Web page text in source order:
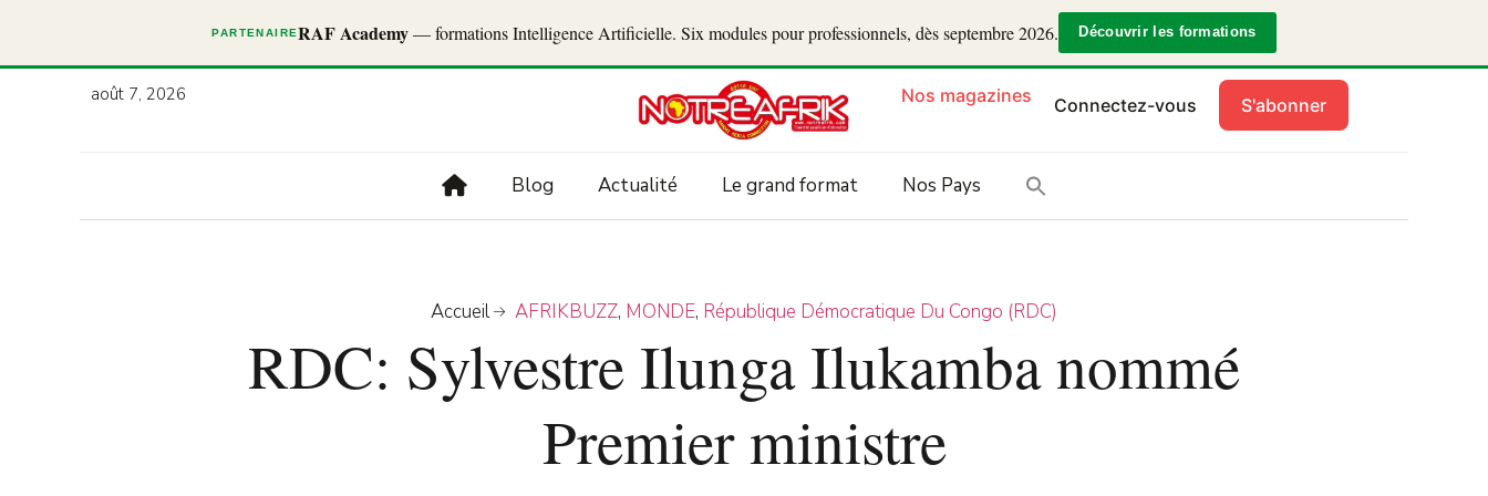
PARTENAIRERAF Academy— formations Intelligence Artificielle. Six modules pour professionnels, dès septembre 2026. Découvrir les formations
août 7, 2026 Nos magazines Connectez-vous S'abonner
Blog Actualité Le grand format Nos Pays
Accueil AFRIKBUZZ, MONDE, République Démocratique Du Congo (RDC)
RDC: Sylvestre Ilunga Ilukamba nommé
Premier ministre